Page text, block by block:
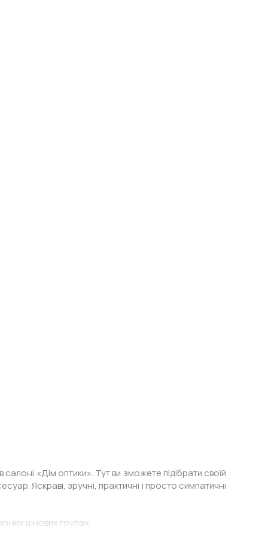
«Дім оптики». Тут ви зможете підібрати своїй
Яскраві, зручні, практичні і просто симпатичні
цінових групах.